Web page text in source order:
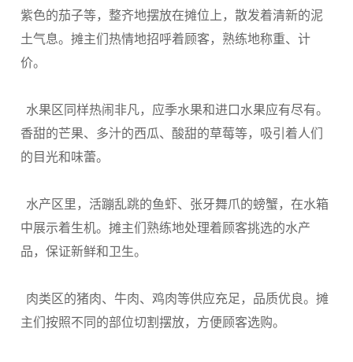
紫色的茄子等，整齐地摆放在摊位上，散发着清新的泥
土气息。摊主们热情地招呼着顾客，熟练地称重、计
价。
水果区同样热闹非凡，应季水果和进口水果应有尽有。
香甜的芒果、多汁的西瓜、酸甜的草莓等，吸引着人们
的目光和味蕾。
水产区里，活蹦乱跳的鱼虾、张牙舞爪的螃蟹，在水箱
中展示着生机。摊主们熟练地处理着顾客挑选的水产
品，保证新鲜和卫生。
肉类区的猪肉、牛肉、鸡肉等供应充足，品质优良。摊
主们按照不同的部位切割摆放，方便顾客选购。